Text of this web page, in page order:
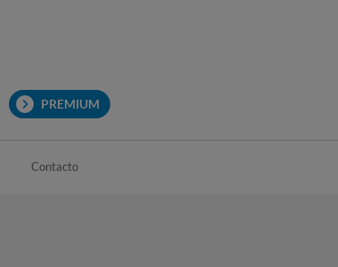
PREMIUM
Contacto